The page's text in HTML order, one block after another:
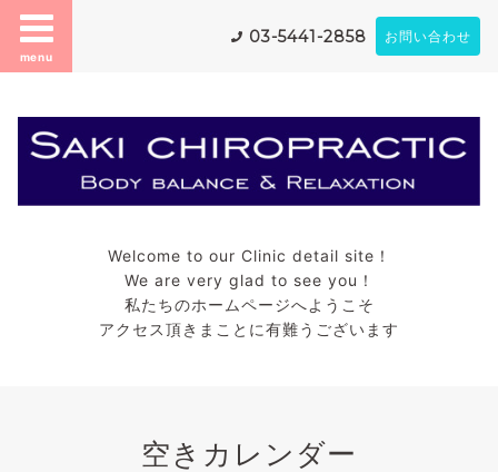
menu
03-5441-2858 お問い合わせ
Welcome to our Clinic detail site！
We are very glad to see you！
私たちのホームページへようこそ
アクセス頂きまことに有難うございます
空きカレンダー